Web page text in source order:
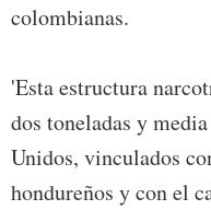
colombianas.
'Esta estructura
dos toneladas y
Unidos, vinculados
hondureños y con el